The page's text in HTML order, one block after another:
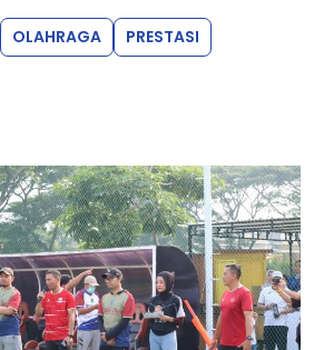
OLAHRAGA
PRESTASI